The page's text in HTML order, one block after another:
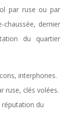
par ruse ou par
chaussée, dernier
du quartier
interphones.
ruse, clés volées.
réputation du